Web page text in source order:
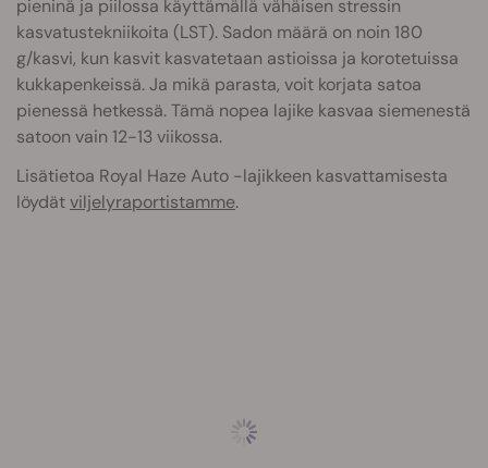
pieninä ja piilossa käyttämällä vähäisen stressin
kasvatustekniikoita (LST). Sadon määrä on noin 180
g/kasvi, kun kasvit kasvatetaan astioissa ja korotetuissa
kukkapenkeissä. Ja mikä parasta, voit korjata satoa
pienessä hetkessä. Tämä nopea lajike kasvaa siemenestä
satoon vain 12-13 viikossa.
Lisätietoa Royal Haze Auto -lajikkeen kasvattamisesta
löydätviljelyraportistamme.